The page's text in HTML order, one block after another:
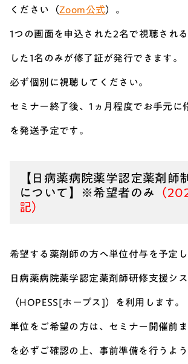
ください（Zoom公式）。
1つの画面を申込された2名で視聴され
した1名のみが修了証が発行できます。
必ず個別に視聴してください。
セミナー終了後、1ヵ月程度でお手元に
を発送予定です。
【日病薬病院薬学認定薬剤師
について】※希望者のみ
（
記）
希望する薬剤師の方へ単位付与を予定し
日病薬病院薬学認定薬剤師研修支援シ
（HOPESS[ホープス]）を利用します。
単位をご希望の方は、セミナー開催前
を必ずご確認の上、事前準備を行うよ